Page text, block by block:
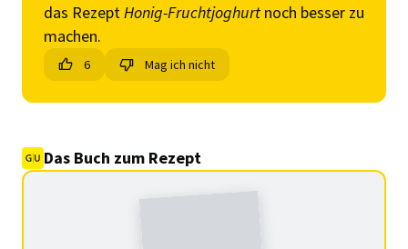
das RezeptHonig-Fruchtjoghurt noch besser zu
machen.
6 Mag ich nicht
Das Buch zum Rezept